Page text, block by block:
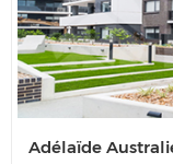
Adélaïde